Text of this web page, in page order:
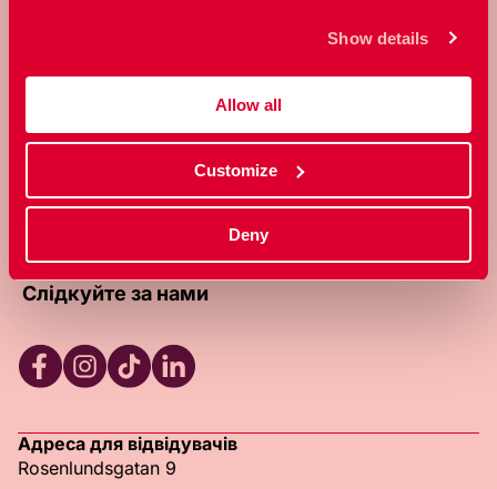
Show details
Allow all
Customize
Deny
вільно контролювати власне тіло та
сексуальність.
Про цей веб-сайт
Зв'яжіться з нами (англійською)
Стати членом (англійською)
Політика конфіденційності (англійською)
Слідкуйте за нами
Адреса для відвідувачів
Rosenlundsgatan 9